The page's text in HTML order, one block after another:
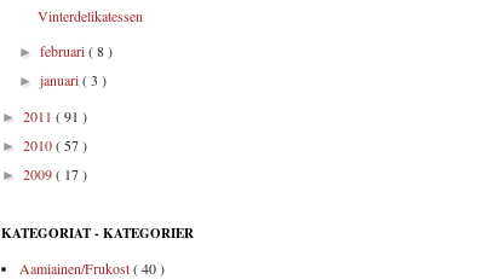
Vinterdelikatessen
►februari( 8 )
►januari( 3 )
► 2011 ( 91 )
► 2010( 57 )
► 2009( 17 )
KATEGORIAT - KATEGORIER
Aamiainen/Frukost( 40 )